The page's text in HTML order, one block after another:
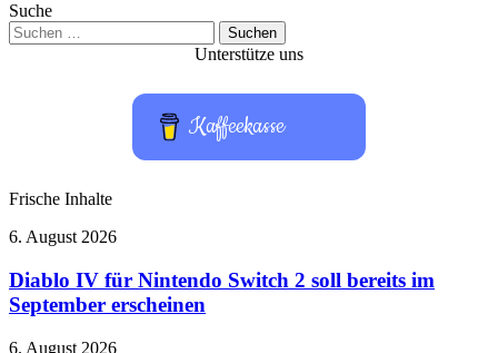
Suche
Suchen
nach:
Unterstütze uns
Kaffeekasse
Frische Inhalte
Diablo
für
Nintendo
Switch
6. August 2026
Diablo IV für Nintendo Switch 2 soll bereits im
September erscheinen
Neue
6. August 2026